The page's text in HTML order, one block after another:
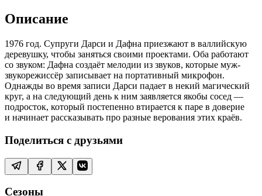
Описание
1976 год. Супруги Дарси и Дафна приезжают в валлийскую
деревушку, чтобы заняться своими проектами. Оба работают
со звуком: Дафна создаёт мелодии из звуков, которые муж-
звукорежиссёр записывает на портативный микрофон.
Однажды во время записи Дарси падает в некий магический
круг, а на следующий день к ним заявляется якобы сосед —
подросток, который постепенно втирается к паре в доверие
и начинает рассказывать про разные верования этих краёв.
Поделиться с друзьями
Сезоны